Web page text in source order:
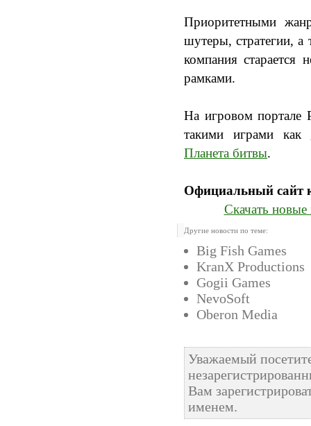
Приоритетными
шутеры, стратегии, а
компания старается
рамками.
На игровом портале
такими играми как
Планета битвы.
Официальный сайт
Скачать
Другие новости по теме:
Big Fish Games
KranX Productions
Gogii Games
NevoSoft
Oberon Media
Уважаемый
Вам
именем.